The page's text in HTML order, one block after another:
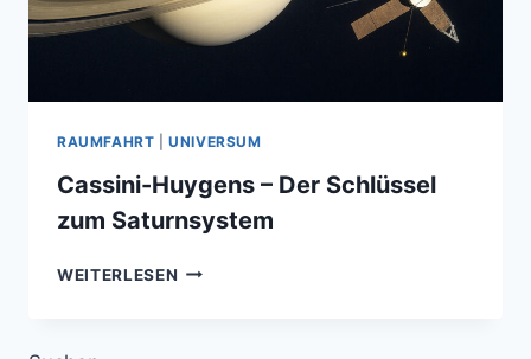
RAUMFAHRT |UNIVERSUM
Cassini-Huygens – Der Schlüssel
zum Saturnsystem
WEITERLESEN CASSINI-